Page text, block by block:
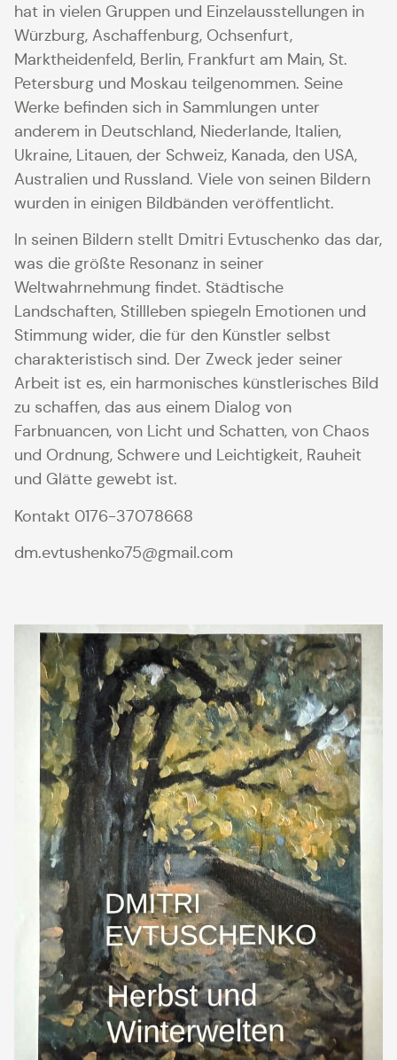
hat in vielen Gruppen und Einzelausstellungen in
Würzburg, Aschaffenburg, Ochsenfurt,
Marktheidenfeld, Berlin, Frankfurt am Main, St.
Petersburg und Moskau teilgenommen. Seine
Werke befinden sich in Sammlungen unter
anderem in Deutschland, Niederlande, Italien,
Ukraine, Litauen, der Schweiz, Kanada, den USA,
Australien und Russland. Viele von seinen Bildern
wurden in einigen Bildbänden veröffentlicht.
In seinen Bildern stellt Dmitri Evtuschenko das dar,
was die größte Resonanz in seiner
Weltwahrnehmung findet. Städtische
Landschaften, Stillleben spiegeln Emotionen und
Stimmung wider, die für den Künstler selbst
charakteristisch sind. Der Zweck jeder seiner
Arbeit ist es, ein harmonisches künstlerisches Bild
zu schaffen, das aus einem Dialog von
Farbnuancen, von Licht und Schatten, von Chaos
und Ordnung, Schwere und Leichtigkeit, Rauheit
und Glätte gewebt ist.
Kontakt 0176-37078668
dm.evtushenko75@gmail.com